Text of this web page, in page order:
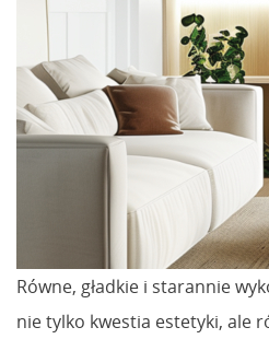
Równe, gładkie i starannie
nie tylko kwestia estetyki, ale